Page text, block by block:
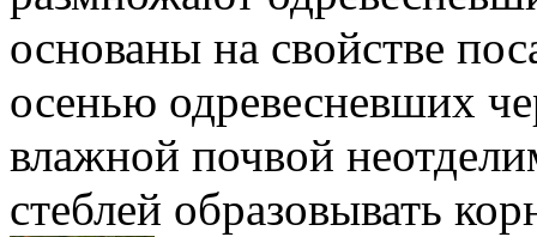
основаны на свойстве
осенью одревесневших
влажной почвой
стеблей образовывать